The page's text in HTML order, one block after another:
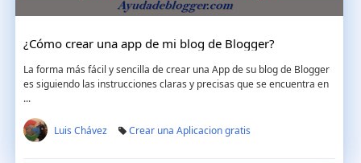
¿Cómo crear una app de mi blog de Blogger?
La forma más fácil y sencilla de crear una App de su blog de Blogger
es siguiendo las instrucciones claras y precisas que se encuentra en
...
Luis Chávez Crear una Aplicacion gratis